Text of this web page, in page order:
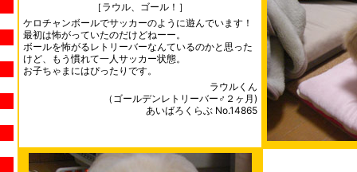
［ラウル、ゴール！］
ケロチャンボールでサッカーのように遊んでいます！
最初は怖がっていたのだけどねーー。
ボールを怖がるレトリーバーなんているのかと思った
けど、もう慣れて一人サッカー状態。
お子ちゃまにはぴったりです。
ラウルくん
（ゴールデンレトリーバー♂２ヶ月)
あいばろくらぶ No.14865